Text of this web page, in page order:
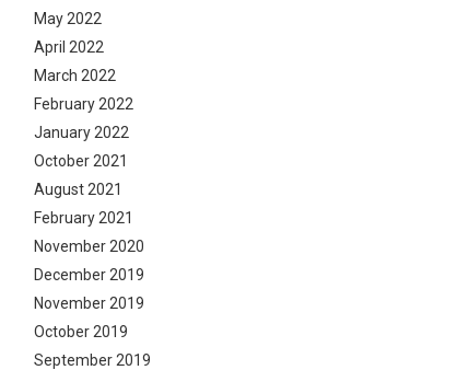
May 2022
April 2022
March 2022
February 2022
January 2022
October 2021
August 2021
February 2021
November 2020
December 2019
November 2019
October 2019
September 2019